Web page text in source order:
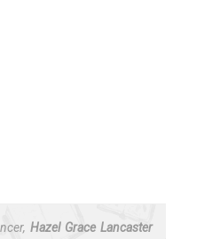
Hazel Grace Lancaster